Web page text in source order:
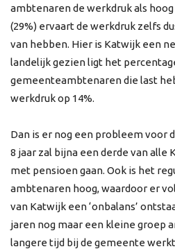
ambtenaren de werkdruk als
(29%) ervaart de werkdruk zelfs
van hebben. Hier is Katwijk een
landelijk gezien ligt het
gemeenteambtenaren die last
werkdruk op 14%.
Dan is er nog een probleem voor
8 jaar zal bijna een derde van
met pensioen gaan. Ook is het
ambtenaren hoog, waardoor er
van Katwijk een ‘onbalans’
jaren nog maar een kleine groep
langere tijd bij de gemeente